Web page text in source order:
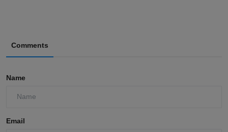
Comments
Name
Email